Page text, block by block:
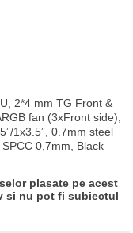
2*4 mm TG Front &
fan (3xFront side),
1x3.5”, 0.7mm steel
0,7mm, Black
plasate pe acest
si nu pot fi subiectul